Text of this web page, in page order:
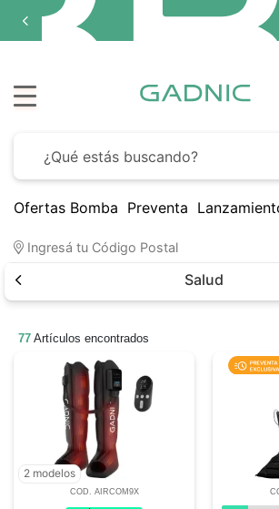
Ofertas Bomba Preventa
Ingresá tu Código Postal
Salud
77 Artículos encontrados
2 modelos
COD. AIRCOM9X